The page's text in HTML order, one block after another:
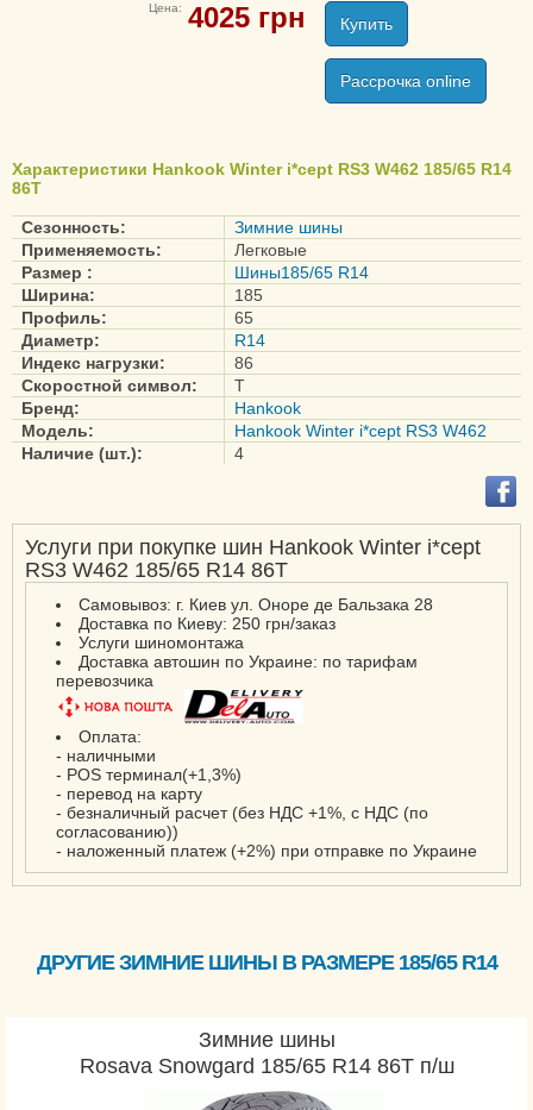
Winter i*cept RS3 W462
Winter I*Cept X RW10
Winter I*Pike LT RW 09
Winter i*Pike LV RW15
Winter i*Pike RS2 W429
Dynapro HP2 plus
RA33D
Dynapro HP2 RA 33
iON evo IK01
iON evo SUV IK01A
Kinergy Eco 2 K435
Kinergy Eco K 425
Radial RA 28
Vantra LT RA 18
Ventus AS RH 07
Ventus EVO K137
Ventus Evo SUV K137A
Ventus Prime 2 K 115
Ventus Prime 3 SUV
K125A
Ventus Prime 4 K135
Ventus Prime 4 SUV
Ventus S1 evo2 K 117
Ventus S1 evo2 SUV K
117A
Ventus S1 Evo3 EV
Цена: 4025 грн Купить
Рассрочка online
Характеристики Hankook Winter i*cept RS3 W462 185/65 R14
86T
Сезонность:
Зимние шины
Применяемость:
Легковые
Размер :
Шины185/65 R14
Ширина:
185
Профиль:
65
Диаметр:
R14
Индекс нагрузки:
86
Скоростной символ:
T
Бренд:
Hankook
Модель:
Hankook Winter i*cept RS3 W462
Наличие (шт.):
4
Услуги при покупке шин Hankook Winter i*cept
RS3 W462 185/65 R14 86T
Самовывоз: г. Киев ул. Оноре де Бальзака 28
Доставка по Киеву: 250 грн/заказ
Услуги шиномонтажа
Доставка автошин по Украине: по тарифам
перевозчика
Оплата:
- наличными
- POS терминал(+1,3%)
- перевод на карту
- безналичный расчет (без НДС +1%, с НДС (по
согласованию))
- наложенный платеж (+2%) при отправке по Украине
ДРУГИЕ ЗИМНИЕ ШИНЫ В РАЗМЕРЕ 185/65 R14
Зимние шины
Rosava Snowgard 185/65 R14 86T п/ш